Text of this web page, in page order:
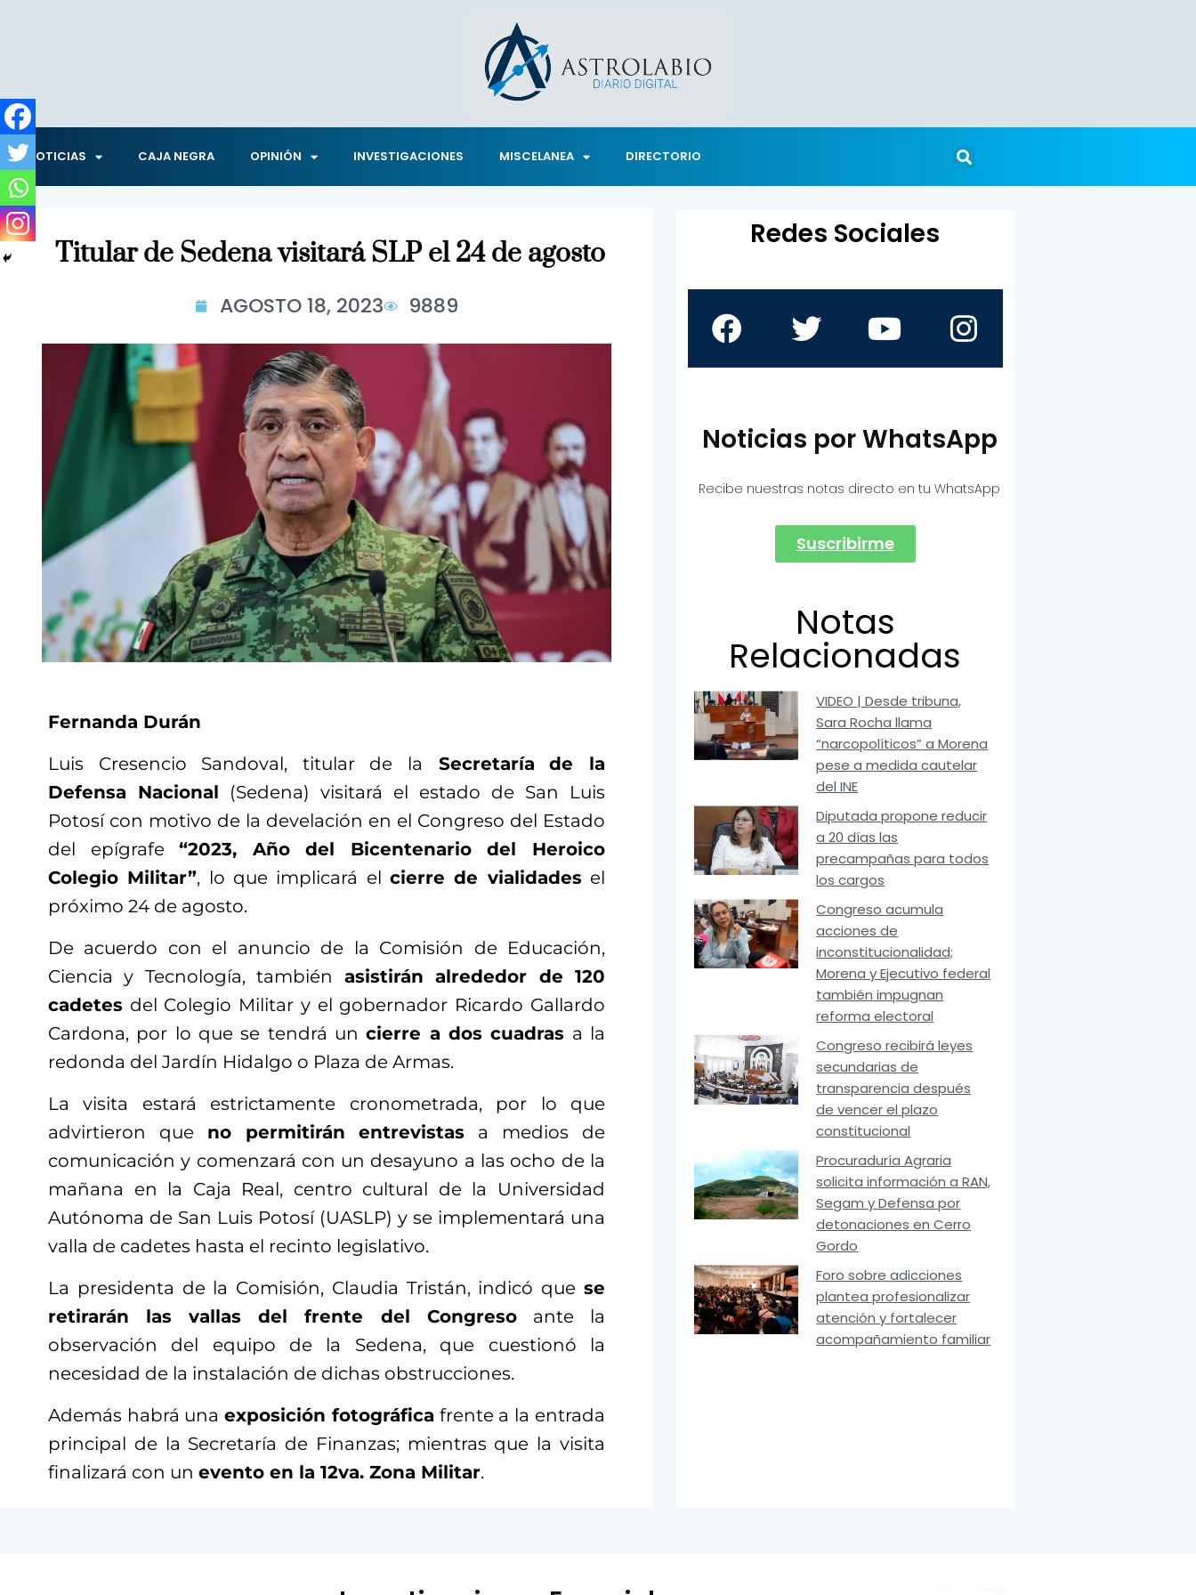
NOTICIAS CAJA NEGRA OPINIÓN INVESTIGACIONES MISCELANEA DIRECTORIO
Titular de Sedena visitará SLP el 24 de agosto
AGOSTO 18, 2023 9889
Fernanda Durán
Luis Cresencio Sandoval, titular de la Secretaría
de la
Defensa Nacional (Sedena) visitará el estado de San Luis
Potosí con motivo de la develación en el Congreso del Estado
del epígrafe“2023, Año del Bicentenario del Heroico
Colegio Militar”, lo que implicará elcierre de vialidades el
próximo 24 de agosto.
De acuerdo con el anuncio de la Comisión de Educación,
Ciencia y Tecnología, también asistirán alrededor de 120
cadetes del Colegio Militar y el gobernador Ricardo Gallardo
Cardona, por lo que se tendrá uncierre a dos cuadras a la
redonda del Jardín Hidalgo o Plaza de Armas.
La visita estará estrictamente cronometrada, por lo que
advirtieron que no permitirán entrevistas a medios de
comunicación y comenzará con un desayuno a las ocho de la
mañana en la Caja Real, centro cultural de la Universidad
Autónoma de San Luis Potosí (UASLP) y se implementará una
valla de cadetes hasta el recinto legislativo.
La presidenta de la Comisión, Claudia Tristán, indicó que se
retirarán las vallas del frente del Congresoante la
observación del equipo de la Sedena, que cuestionó la
necesidad de la instalación de dichas obstrucciones.
Además habrá unaexposición fotográfica frente a la entrada
principal de la Secretaría de Finanzas; mientras que la visita
finalizará con un evento en la 12va. Zona Militar.
Redes Sociales
Noticias por WhatsApp
Recibe nuestras notas directo en tu WhatsApp
Suscribirme
Notas
Relacionadas
VIDEO | Desde tribuna,
Sara Rocha llama
“narcopolíticos” a Morena
pese a medida cautelar
del INE
Diputada propone reducir
a 20 días las
precampañas para todos
los cargos
Congreso acumula
acciones de
inconstitucionalidad;
Morena y Ejecutivo federal
también impugnan
reforma electoral
Congreso recibirá leyes
secundarias de
transparencia después
de vencer el plazo
constitucional
Procuraduría Agraria
solicita información a RAN,
Segam y Defensa por
detonaciones en Cerro
Gordo
Foro sobre adicciones
plantea profesionalizar
atención y fortalecer
acompañamiento familiar